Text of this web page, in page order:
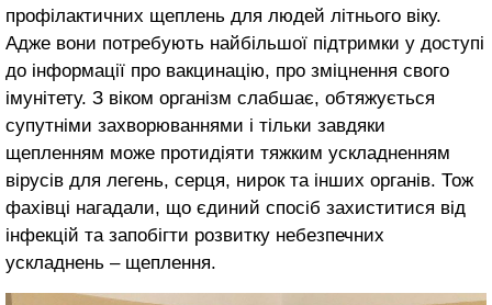
профілактичних щеплень для людей літнього віку.
Адже вони потребують найбільшої підтримки у доступі
до інформації про вакцинацію, про зміцнення свого
імунітету. З віком організм слабшає, обтяжується
супутніми захворюваннями і тільки завдяки
щепленням може протидіяти тяжким ускладненням
вірусів для легень, серця, нирок та інших органів. Тож
фахівці нагадали, що єдиний спосіб захиститися від
інфекцій та запобігти розвитку небезпечних
ускладнень – щеплення.